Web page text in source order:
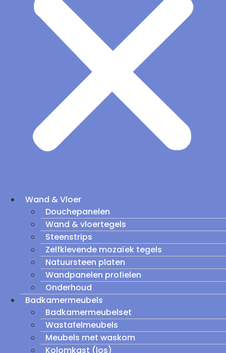
Wand & Vloer
Douchepanelen
Wand & vloertegels
Steenstrips
Zelfklevende mozaïek tegels
Natuursteen platen
Wandpanelen profielen
Onderhoud
Badkamermeubels
Badkamermeubelset
Wastafelmeubels
Meubels met waskom
Kolomkast (los)